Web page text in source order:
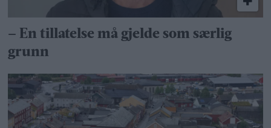
– En tillatelse må gjelde som særlig
grunn